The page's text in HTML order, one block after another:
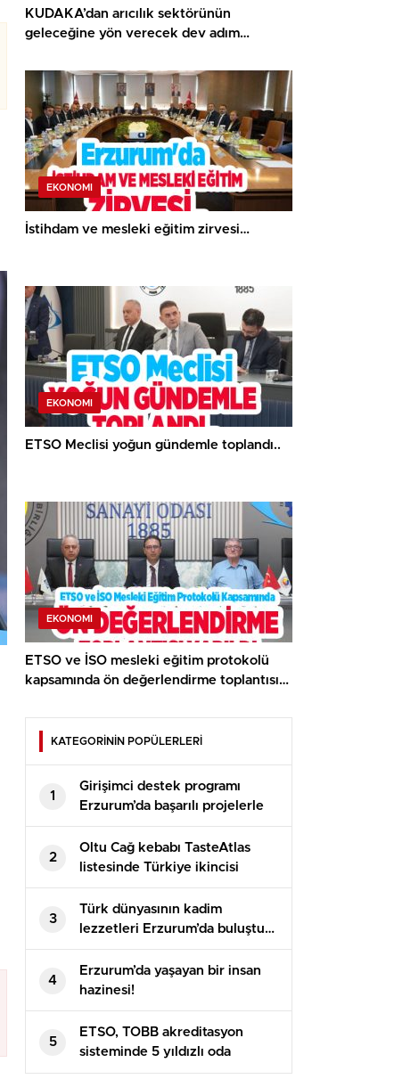
KUDAKA’dan arıcılık sektörünün
geleceğine yön verecek dev adım…
EKONOMI
İstihdam ve mesleki eğitim zirvesi…
EKONOMI
ETSO Meclisi yoğun gündemle toplandı..
EKONOMI
ETSO ve İSO mesleki eğitim protokolü
kapsamında ön değerlendirme toplantısı
KATEGORİNİN POPÜLERLERİ
1
Girişimci destek programı
Erzurum’da başarılı projelerle
devam ediyor
2
Oltu Cağ kebabı TasteAtlas
listesinde Türkiye ikincisi
oldu…
3
Türk dünyasının kadim
lezzetleri Erzurum’da buluştu…
4
Erzurum’da yaşayan bir insan
hazinesi!
5
ETSO, TOBB akreditasyon
sisteminde 5 yıldızlı oda
statüsüne yükseldi..